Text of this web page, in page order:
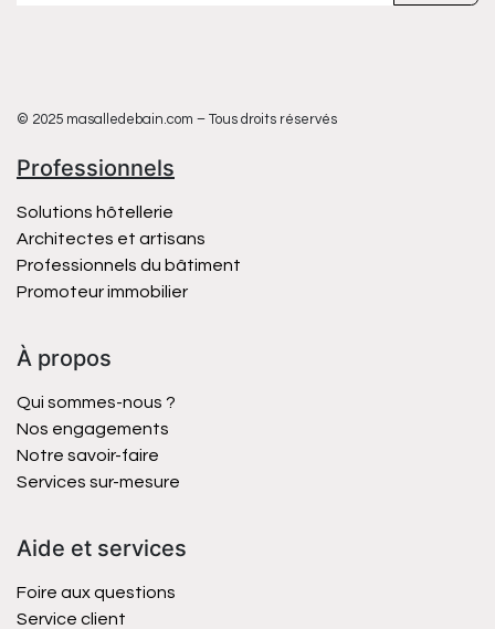
© 2025 masalledebain.com – Tous droits réservés
Professionnels
Solutions hôtellerie
Architectes et artisans
Professionnels du bâtiment
Promoteur immobilier
À propos
Qui sommes-nous ?
Nos engagements
Notre savoir-faire
Services sur-mesure
Aide et services
Foire aux questions
Service client